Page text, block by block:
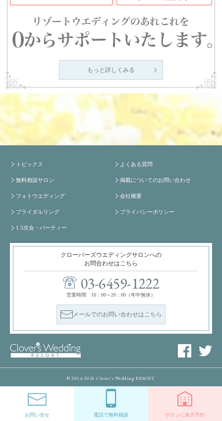
もっと詳しくみる
トピックス
無料相談サロン
フォトウエディング
ブライダルリング
1.5次会・パーティー
よくある質問
掲載についてのお問い合わせ
会社概要
プライバシーポリシー
クローバーズウエディングサロンへの
お問合わせはこちら
03-6459-1222
営業時間 10：00～20：00（年中無休）
メールでのお問い合わせはこちら
© 2014-2026 Clover's Wedding RESORT
お問い合せ 電話で無料相談 サロンに来店予約